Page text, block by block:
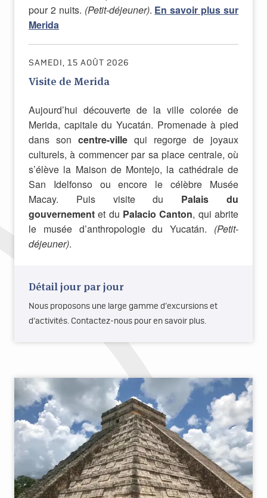
pour 2 nuits. (Petit-déjeuner). En savoir plus sur
Merida
SAMEDI, 15 AOÛT 2026
Visite de Merida
Aujourd’hui découverte de la ville colorée de
Merida, capitale du Yucatán. Promenade à pied
dans son centre-ville qui regorge de joyaux
culturels, à commencer par sa place centrale, où
s’élève la Maison de Montejo, la cathédrale de
San Idelfonso ou encore le célèbre Musée
Macay. Puis visite du Palais du
gouvernementet du Palacio Canton, qui abrite
le musée d’anthropologie du Yucatán. (Petit-
déjeuner).
Détail jour par jour
Nous proposons une large gamme d’excursions et
d’activités. Contactez-nous pour en savoir plus.